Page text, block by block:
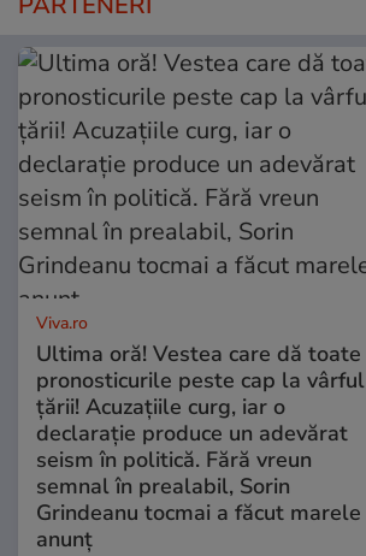
Viva.ro
Ultima oră! Vestea care dă toate
pronosticurile peste cap la vârful
țării! Acuzațiile curg, iar o
declarație produce un adevărat
seism în politică. Fără vreun
semnal în prealabil, Sorin
Grindeanu tocmai a făcut marele
anunț